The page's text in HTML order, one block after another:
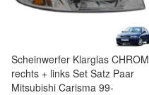
Scheinwerfer Klarglas CHROM
rechts + links Set Satz Paar
Mitsubishi Carisma 99-